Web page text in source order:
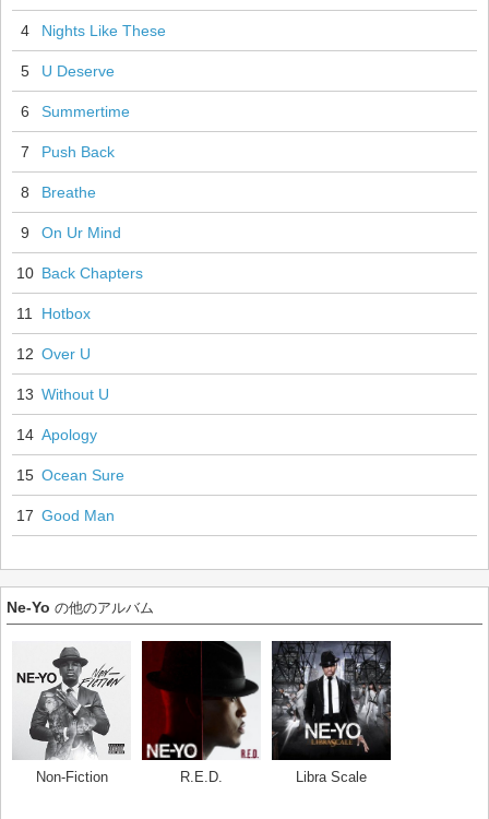
4 Nights Like These
5 U Deserve
6 Summertime
7 Push Back
8 Breathe
9 On Ur Mind
10 Back Chapters
11 Hotbox
12 Over U
13 Without U
14 Apology
15 Ocean Sure
17 Good Man
Ne-Yo の他のアルバム
Non-Fiction R.E.D. Libra Scale